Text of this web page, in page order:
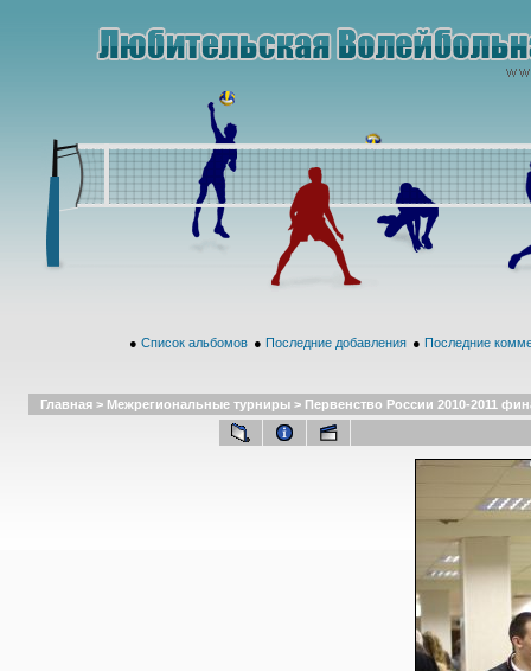
● Список альбомов ● Последние добавления ● Последние
Главная > Межрегиональные турниры > Первенство России 2010-2011